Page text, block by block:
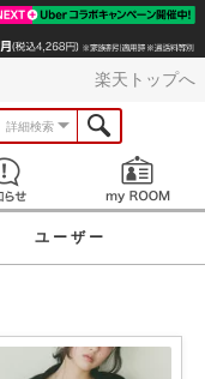
楽天トップへ
詳細検索
お知らせ
ユーザー